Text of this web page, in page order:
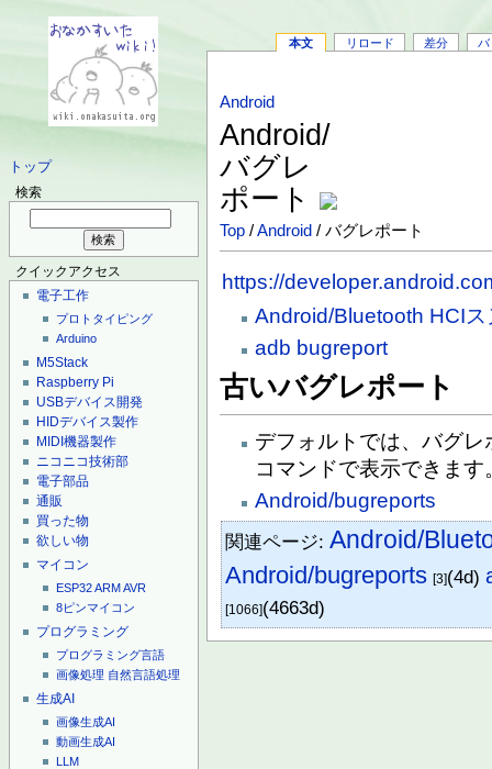
トップ
検索
クイックアクセス
電子工作
プロトタイピング
Arduino
M5Stack
Raspberry Pi
USBデバイス開発
HIDデバイス製作
MIDI機器製作
ニコニコ技術部
電子部品
通販
買った物
欲しい物
マイコン
ESP32ARMAVR
8ピンマイコン
プログラミング
プログラミング言語
画像処理 自然言語処理
生成AI
画像生成AI
動画生成AI
LLM
本文 リロード 差分 バ
Android
Android/
バグレ
ポート
Top /Android / バグレポート
https://
Android/Bluetooth HCIス
adb bugreport
古いバグレポート
デフォルトでは、バグ
コマンドで表示できます
Android/bugreports
関連ページ:Android/
Android/bugreports [3](4d)
[1066](4663d)